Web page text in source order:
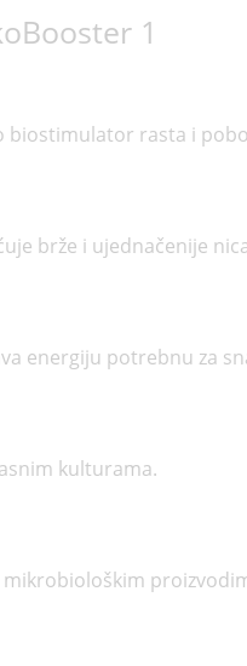
1
rasta i
brže i ujednačenije
energiju potrebnu za
kulturama.